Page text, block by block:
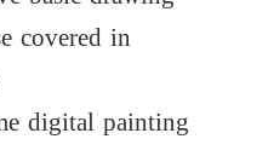
covered in
digital painting